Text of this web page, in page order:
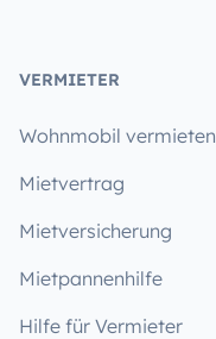
VERMIETER
Wohnmobil vermieten
Mietvertrag
Mietversicherung
Mietpannenhilfe
Hilfe für Vermieter